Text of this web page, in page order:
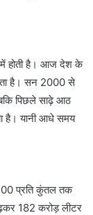
में होती है। आज देश के
है। सन 2000 से
पिछले साढ़े आठ
है। यानी आधे समय
प्रति कुंतल तक
182 करोड़ लीटर